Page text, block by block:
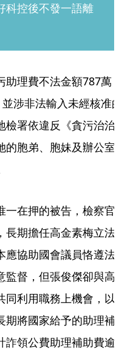
科控後不發一語離
助理費不法金額787萬
涉非法輸入未經核准
檢署依違反《貪污治治
的胞弟、胞妹及辦公室
一在押的被告，檢察官
長期擔任高金素梅立法
應協助國會議員恪遵法
監督，但張俊傑卻與高
同利用職務上機會，以
期將國家給予的助理補
詐領公費助理補助費逾